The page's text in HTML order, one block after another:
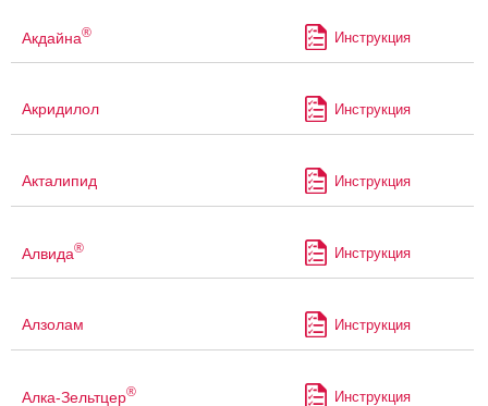
Акдайна® Инструкция
Акридилол Инструкция
Акталипид Инструкция
Алвида® Инструкция
Алзолам Инструкция
Алка-Зельтцер® Инструкция